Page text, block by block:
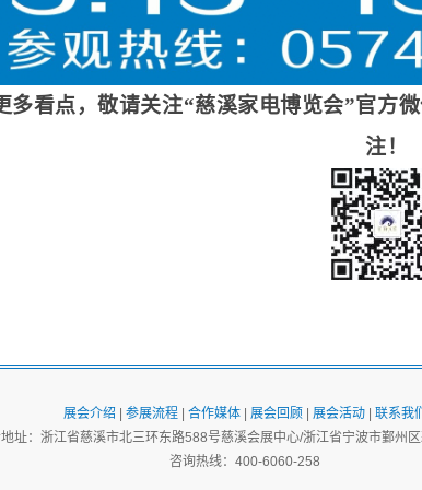
多看点，敬请关注“慈溪家电博览会”官方
注！
展会介绍 参展流程| 合作媒体| 展会回顾 展会活动| 联系我们
址：浙江省慈溪市北三环东路588号慈溪会展中心/浙江省宁波市鄞州
咨询热线：400-6060-258